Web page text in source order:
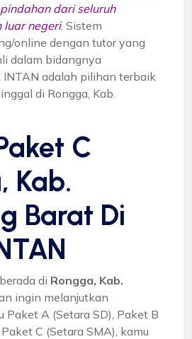
dari seluruh
luar negeri. Sistem
online dengan tutor yang
dalam bidangnya
INTAN adalah pilihan terbaik
di Rongga, Kab.
C
Kab.
Barat Di
di Rongga, Kab.
ingin melanjutkan
Paket A (Setara SD), Paket B
C (Setara SMA), kamu